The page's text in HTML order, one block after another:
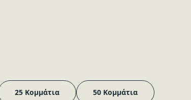
25 Κομμάτια 50 Κομμάτια